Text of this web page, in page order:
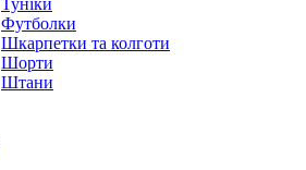
Туніки
Футболки
Шкарпетки та колготи
Шорти
Штани